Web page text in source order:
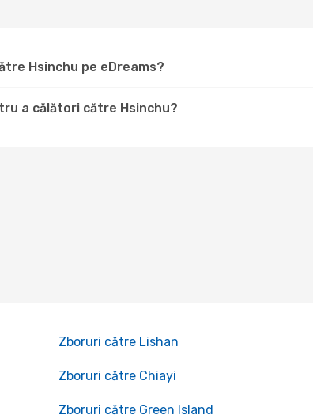
Hsinchu pe eDreams?
a călători către Hsinchu?
Zboruri către Lishan
Zboruri către Chiayi
Zboruri către Green Island